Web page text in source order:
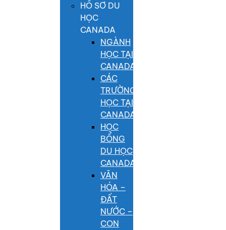
HỒ SƠ DU
HỌC
CANADA
NGÀNH
HỌC TẠI
CANADA
CÁC
TRƯỜNG
HỌC TẠI
CANADA
HỌC
BỔNG
DU HỌC
CANADA
VĂN
HÓA –
ĐẤT
NƯỚC –
CON